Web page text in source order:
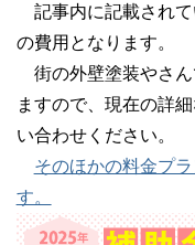
記事内に記載されて
の費用となります。
街の外壁塗装やさん
ますので、現在の詳
い合わせください。
そのほかの料金プ
す。